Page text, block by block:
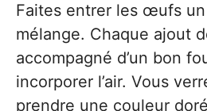
Faites entrer les œufs
mélange. Chaque ajout
accompagné d’un bon
incorporer l’air. Vous
prendre une couleur